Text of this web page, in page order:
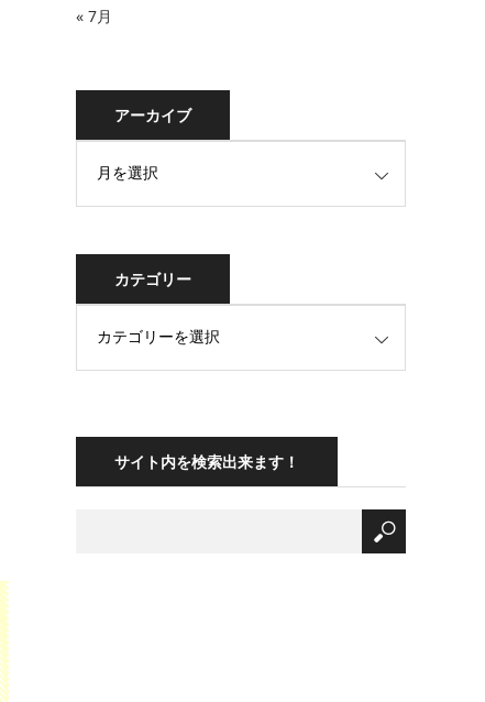
« 7月
アーカイブ
カテゴリー
サイト内を検索出来ます！